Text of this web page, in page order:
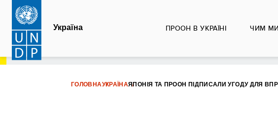
Перейти
основного
вмісту
Україна ПРООН В УКРАЇНІ ЧИМ
ГОЛОВНАУКРАЇНАЯПОНІЯ ТА ПРООН ПІДПИСАЛИ УГОДУ ДЛЯ